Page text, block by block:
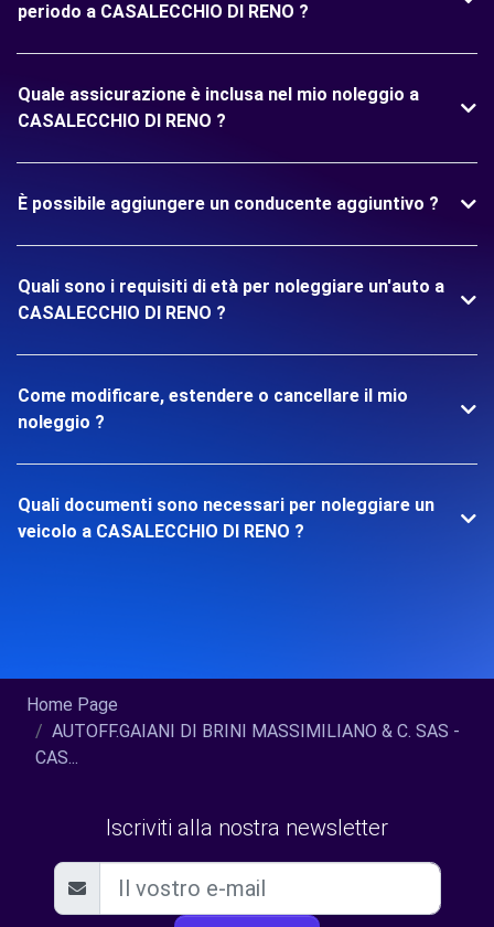
periodo a CASALECCHIO DI RENO ?
Quale assicurazione è inclusa nel mio noleggio a
CASALECCHIO DI RENO ?
È possibile aggiungere un conducente aggiuntivo ?
Quali sono i requisiti di età per noleggiare un'auto a
CASALECCHIO DI RENO ?
Come modificare, estendere o cancellare il mio
noleggio ?
Quali documenti sono necessari per noleggiare un
veicolo a CASALECCHIO DI RENO ?
Home Page
AUTOFF.GAIANI DI BRINI MASSIMILIANO & C. SAS -
CAS...
Iscriviti alla nostra newsletter